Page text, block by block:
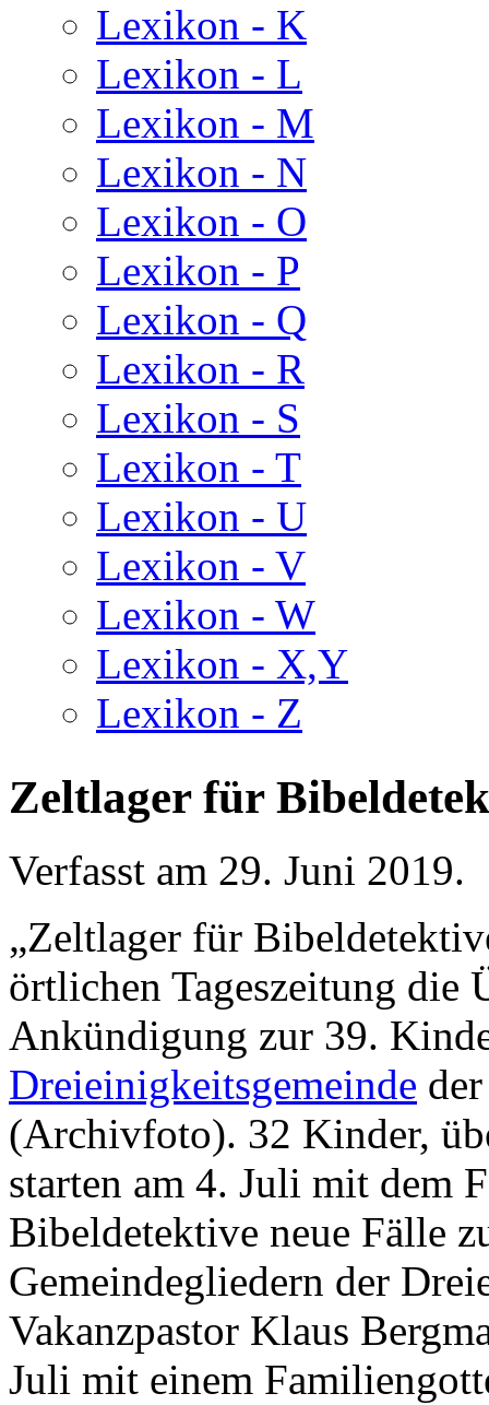
Lexikon - K
Lexikon - L
Lexikon - M
Lexikon - N
Lexikon - O
Lexikon - P
Lexikon - Q
Lexikon - R
Lexikon - S
Lexikon - T
Lexikon - U
Lexikon - V
Lexikon - W
Lexikon - X,Y
Lexikon - Z
Zeltlager für
Verfasst am 29. Juni 2019.
„Zeltlager für
örtlichen Tageszeitung die
Ankündigung zur 39.
Dreieinigkeitsgemeinde
(Archivfoto). 32 Kinder,
starten am 4. Juli mit dem
Bibeldetektive neue Fälle
Gemeindegliedern der
Vakanzpastor Klaus
Juli mit einem